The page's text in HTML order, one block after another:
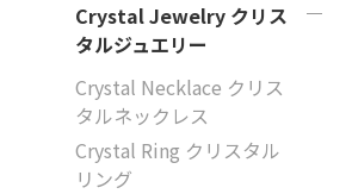
Crystal Jewelry クリス
タルジュエリー
Crystal Necklace クリス
タルネックレス
Crystal Ring クリスタル
リング